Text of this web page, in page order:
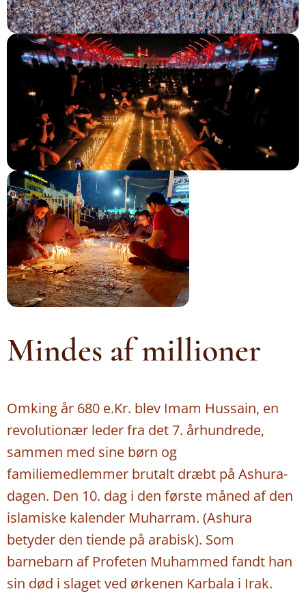
Mindes af millioner
Omking år 680 e.Kr. blev Imam Hussain, en
revolutionær leder fra det 7. århundrede,
sammen med sine børn og
familiemedlemmer brutalt dræbt på Ashura-
dagen. Den 10. dag i den første måned af den
islamiske kalender Muharram. (Ashura
betyder den tiende på arabisk). Som
barnebarn af Profeten Muhammed fandt han
sin død i slaget ved ørkenen Karbala i Irak.